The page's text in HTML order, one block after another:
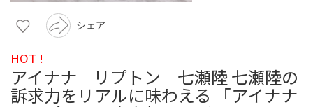
シェア
HOT !
アイナナ リプトン 七瀬陸 七瀬陸の
訴求力をリアルに味わえる 「アイナナ